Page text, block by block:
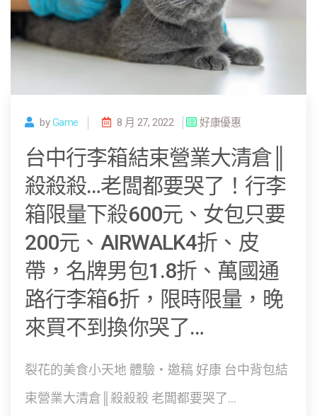
byGame 8 月 27, 2022 好康優惠
台中行李箱結束營業大清倉║
殺殺殺…老闆都要哭了！行李
箱限量下殺600元、女包只要
200元、AIRWALK4折、皮
帶，名牌男包1.8折、萬國通
路行李箱6折，限時限量，晚
來買不到換你哭了…
裂花的美食小天地 體驗‧邀稿 好康 台中背包結
束營業大清倉║殺殺殺 老闆都要哭了...